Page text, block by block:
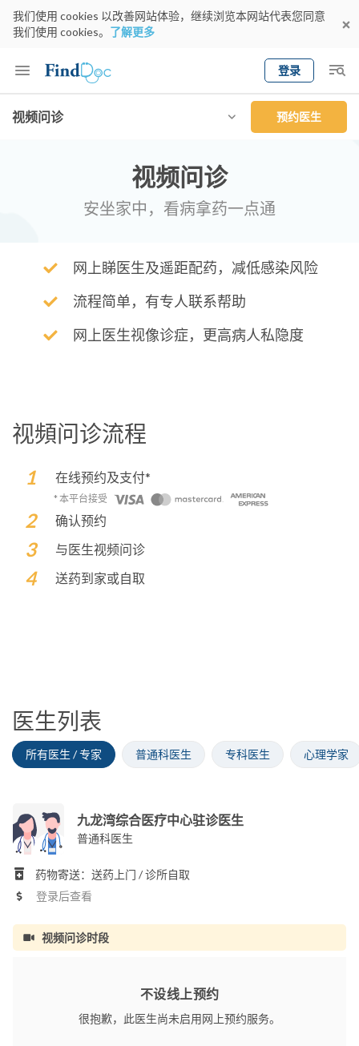
我们使用 cookies 以改善网站体验，继续浏览本网站代表您同意
我们使用 cookies。 了解更多
登录
Keyword 预约医生
视频问诊 预约医生
视频问诊
安坐家中，看病拿药一点通
网上睇医生及遥距配药，减低感染风险
流程简单，有专人联系帮助
网上医生视像诊症，更高病人私隐度
视頻问诊流程
在线预约及支付*
* 本平台接受
确认预约
与医生视频问诊
送药到家或自取
医生列表
所有医生 / 专家 普通科医生 专科医生 心理学家
九龙湾综合医疗中心驻诊医生
普通科医生
药物寄送：送药上门 / 诊所自取
登录后查看
视频问诊时段
不设线上预约
很抱歉，此医生尚未启用网上预约服务。